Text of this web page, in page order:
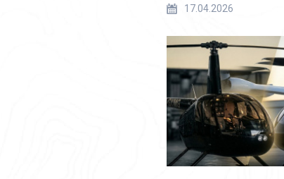
17.04.2026